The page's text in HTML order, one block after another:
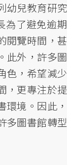
幼兒教育研究
為了避免逾期
閱覽時間，甚
此外，許多圖
色，希望減少
，更專注於提
環境。因此，
多圖書館轉型